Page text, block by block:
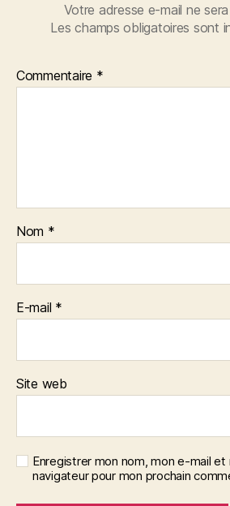
Votre adresse e-mail ne
Les champs obligatoires sont
Commentaire *
Nom *
E-mail *
Site web
Enregistrer mon nom, mon e-mail
navigateur pour mon prochain